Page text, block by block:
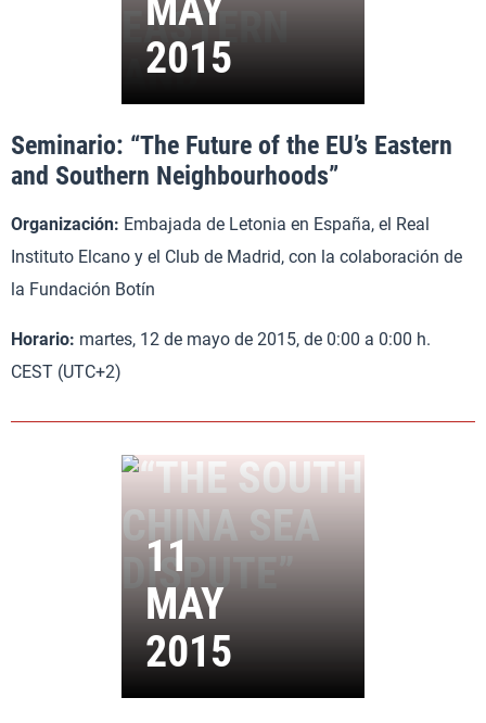
Seminario: “The Future of the EU’s Eastern
and Southern Neighbourhoods”
Organización: Embajada de Letonia en España, el Real
Instituto Elcano y el Club de Madrid, con la colaboración de
la Fundación Botín
Horario: martes, 12 de mayo de 2015, de 0:00 a 0:00 h.
CEST (UTC+2)